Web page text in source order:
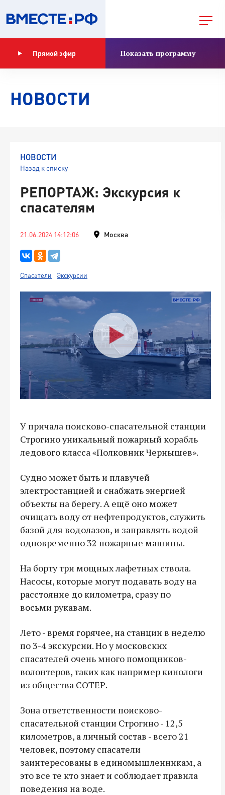
Прямой эфир Показать программу
НОВОСТИ
НОВОСТИ
Назад к списку
РЕПОРТАЖ: Экскурсия к
спасателям
21.06.2024 14:12:06 Москва
Спасатели Экскурсии
У причала поисково-спасательной станции
Строгино уникальный пожарный корабль
ледового класса «Полковник Чернышев».
Судно может быть и плавучей
электростанцией и снабжать энергией
объекты на берегу. А ещё оно может
очищать воду от нефтепродуктов, служить
базой для водолазов, и заправлять водой
одновременно 32 пожарные машины.
На борту три мощных лафетных ствола.
Насосы, которые могут подавать воду на
расстояние до километра, сразу по
восьми рукавам.
Лето - время горячее, на станции в неделю
по 3-4 экскурсии. Но у московских
спасателей очень много помощников-
волонтеров, таких как например кинологи
из общества СОТЕР.
Зона ответственности поисково-
спасательной станции Строгино - 12,5
километров, а личный состав - всего 21
человек, поэтому спасатели
заинтересованы в единомышленникам, а
это все те кто знает и соблюдает правила
поведения на воде.